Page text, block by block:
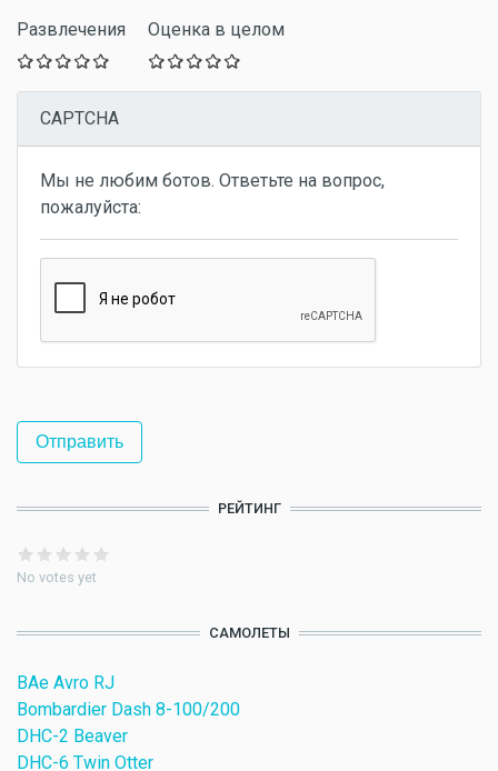
Развлечения Оценка в целом
CAPTCHA
Мы не любим ботов. Ответьте на вопрос,
пожалуйста:
РЕЙТИНГ
No votes yet
САМОЛЕТЫ
BAe Avro RJ
Bombardier Dash 8-100/200
DHC-2 Beaver
DHC-6 Twin Otter